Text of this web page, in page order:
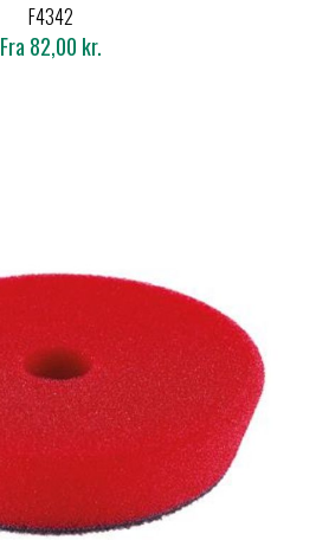
F4342
Fra 82,00 kr.